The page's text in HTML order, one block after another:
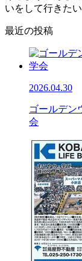
いをして行きた
最近の投稿
2026.04.30
ゴールデ
会